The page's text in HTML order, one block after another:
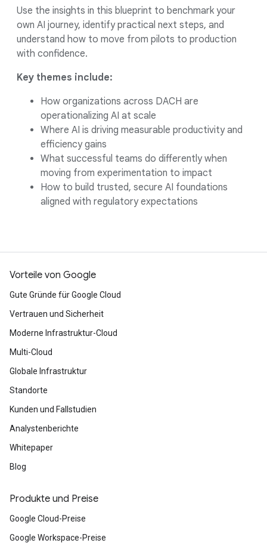
Use the insights in this blueprint to benchmark your
own AI journey, identify practical next steps, and
understand how to move from pilots to production
with confidence.
Key themes include:
How organizations across DACH are
operationalizing AI at scale
Where AI is driving measurable productivity and
efficiency gains
What successful teams do differently when
moving from experimentation to impact
How to build trusted, secure AI foundations
aligned with regulatory expectations
Vorteile von Google
Gute Gründe für Google Cloud
Vertrauen und Sicherheit
Moderne Infrastruktur-Cloud
Multi-Cloud
Globale Infrastruktur
Standorte
Kunden und Fallstudien
Analystenberichte
Whitepaper
Blog
Produkte und Preise
Google Cloud-Preise
Google Workspace-Preise